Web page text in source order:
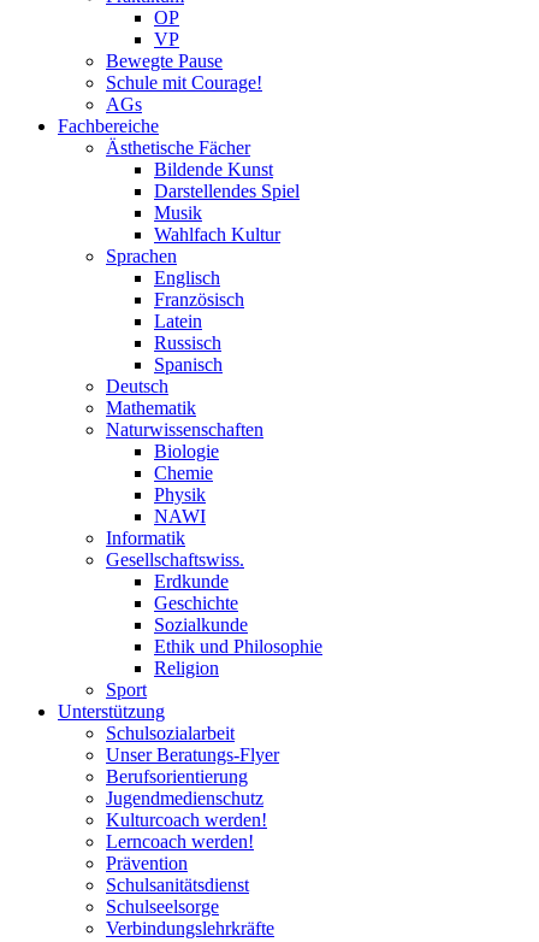
OP
VP
Bewegte Pause
Schule mit Courage!
AGs
Fachbereiche
Ästhetische Fächer
Bildende Kunst
Darstellendes Spiel
Musik
Wahlfach Kultur
Sprachen
Englisch
Französisch
Latein
Russisch
Spanisch
Deutsch
Mathematik
Naturwissenschaften
Biologie
Chemie
Physik
NAWI
Informatik
Gesellschaftswiss.
Erdkunde
Geschichte
Sozialkunde
Ethik und Philosophie
Religion
Sport
Unterstützung
Schulsozialarbeit
Unser Beratungs-Flyer
Berufsorientierung
Jugendmedienschutz
Kulturcoach werden!
Lerncoach werden!
Prävention
Schulsanitätsdienst
Schulseelsorge
Verbindungslehrkräfte